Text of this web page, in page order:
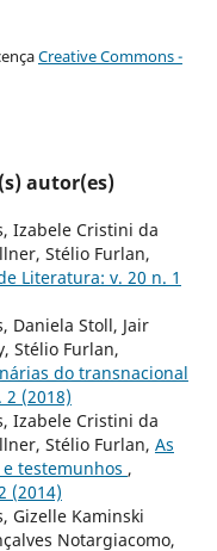
Creative Commons -
autor(es)
Izabele Cristini da
Stélio Furlan,
Literatura: v. 20 n. 1
Daniela Stoll, Jair
Stélio Furlan,
do transnacional
(2018)
Izabele Cristini da
Stélio Furlan, As
testemunhos ,
(2014)
Gizelle Kaminski
Notargiacomo,